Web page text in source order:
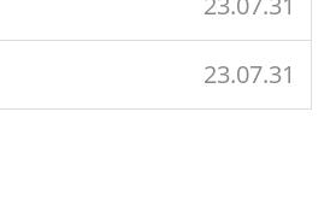
23.07.31